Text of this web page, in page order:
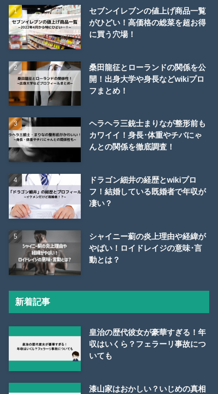
セブンイレブンの値上げ商品一覧
がひどい！高価格の総菜を超お得
に買う穴場！
桑田龍征とローランドの関係を公
開！出身大学や身長などwikiプロ
フまとめ！
ヘラヘラ三銃士まりなが整形前も
カワイイ！身長･体重やチバにゃ
んとの関係を徹底調査！
ドラゴン細井の経歴とwikiプロ
フ！結婚している既婚者で年収が
凄い？
シャイニー薊の炎上理由や経緯が
やばい！ロイドレイジの意味･言
動とは？
新着記事
皇治の歴代彼女が豪華すぎる！年
収はいくら？フェラーリ事故につ
いても
漆山家はおかしい？いじめの真相